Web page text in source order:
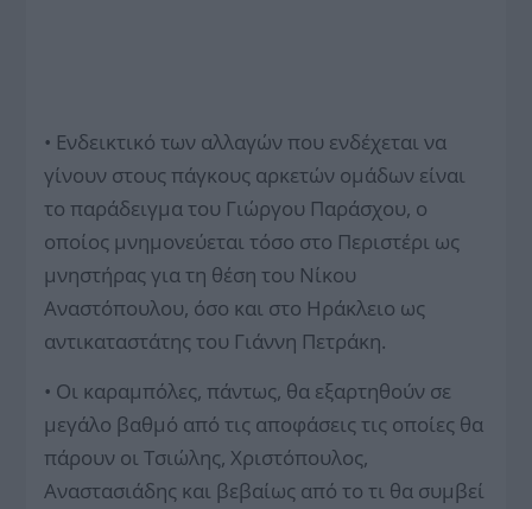
• Ενδεικτικό των αλλαγών που ενδέχεται να
γίνουν στους πάγκους αρκετών ομάδων είναι
το παράδειγμα του Γιώργου Παράσχου, ο
οποίος μνημονεύεται τόσο στο Περιστέρι ως
μνηστήρας για τη θέση του Νίκου
Αναστόπουλου, όσο και στο Ηράκλειο ως
αντικαταστάτης του Γιάννη Πετράκη.
• Οι καραμπόλες, πάντως, θα εξαρτηθούν σε
μεγάλο βαθμό από τις αποφάσεις τις οποίες θα
πάρουν οι Τσιώλης, Χριστόπουλος,
Αναστασιάδης και βεβαίως από το τι θα συμβεί